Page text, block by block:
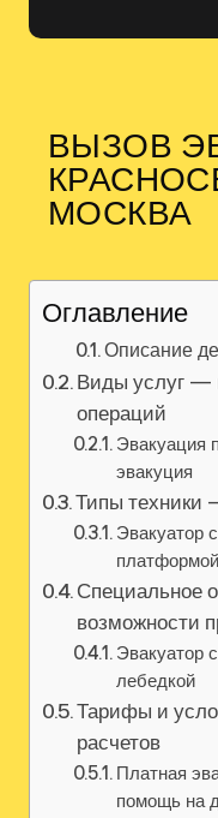
ВЫЗОВ
МОСКВА
Оглавление
Описание
Виды услуг —
операций
Эвакуация
эвакуция
Типы техники
Эвакуатор
платформой
Специальное
возможности
Эвакуатор
лебедкой
Тарифы и
расчетов
Платная
помощь на